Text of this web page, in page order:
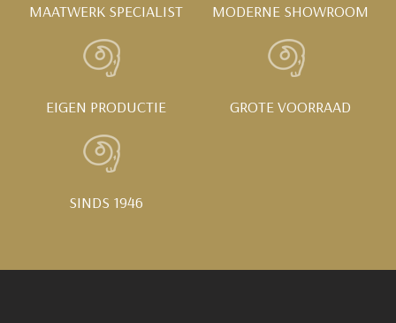
MAATWERK SPECIALIST MODERNE SHOWROOM
EIGEN PRODUCTIE GROTE VOORRAAD
SINDS 1946